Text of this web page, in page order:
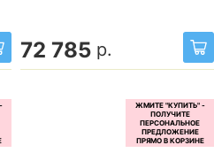
72 785 р.